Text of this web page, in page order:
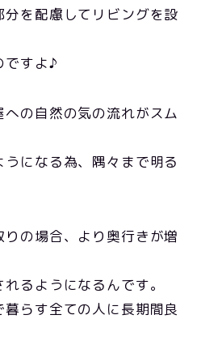
を配慮してリビングを設
ですよ♪
の自然の気の流れがスム
になる為、隅々まで明る
の場合、より奥行きが増
るようになるんです。
らす全ての人に長期間良